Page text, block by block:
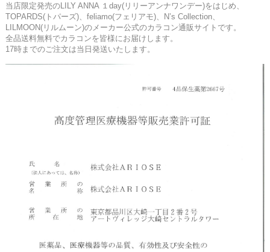
当店限定発売のLILY ANNA １day(リリーアンナワンデー)をはじめ、
TOPARDS(トパーズ)、feliamo(フェリアモ)、N’s Collection、
LILMOON(リルムーン)のメーカー公式のカラコン通販サイトです。
全品送料無料でカラコンを皆様にお届けします。
17時までのご注文は当日発送いたします。